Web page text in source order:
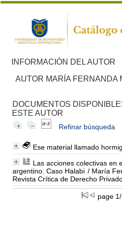
INFORMACIÓN DEL AUTOR
AUTOR MARÍA FERNANDA
DOCUMENTOS
ESTE AUTOR
Refinar búsqueda
Ese material llamado
Las acciones colectivas en
argentino. Caso Halabi / María
Revista Crítica de Derecho
page 1/